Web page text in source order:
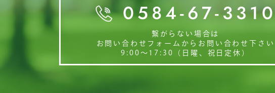
0584-67-3310
繋がらない場合は
お問い合わせフォームからお問い合わせ下さい
9:00〜17:30（日曜、祝日定休）